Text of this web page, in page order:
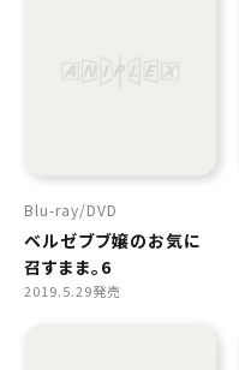
Blu-ray DVD
ベルゼブブ嬢のお気に
召すまま。6
2019.5.29発売